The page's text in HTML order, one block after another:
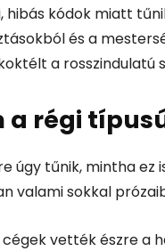
kódok miatt
és a
a rosszindulatú
a régi
úgy tűnik, mintha ez
valami sokkal
vették észre a